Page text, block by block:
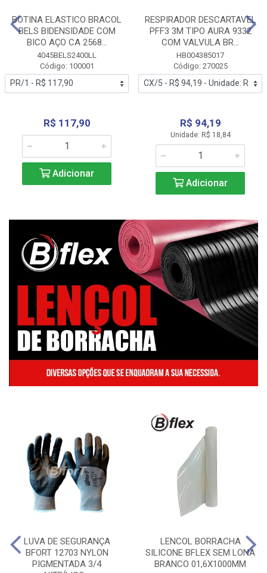
BOTINA ELASTICO BRACOL
BELS BIDENSIDADE COM
BICO AÇO CA 2568...
4045BELS2400LL
Código: 100001
R$ 117,90
Adicionar
RESPIRADOR DESCARTAVEL
PFF3 3M TIPO AURA 9332
COM VALVULA BR...
HB004385017
Código: 270025
R$ 94,19
Unidade: R$ 18,84
Adicionar
LUVA DE SEGURANÇA
BFORT 12703 NYLON
PIGMENTADA 3/4
LENCOL BORRACHA
SILICONE BFLEX SEM LONA
BRANCO 01,6X1000MM